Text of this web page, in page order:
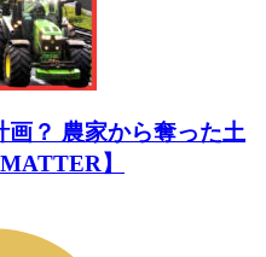
画？ 農家から奪った土
】